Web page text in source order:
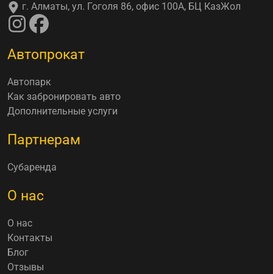
г. Алматы, ул. Гоголя 86, офис 100А, БЦ КазЖол
Автопрокат
Автопарк
Как забронировать авто
Дополнительные услуги
Партнерам
Субаренда
О нас
О нас
Контакты
Блог
Отзывы